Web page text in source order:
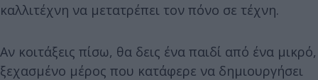
καλλιτέχνη να μετατρέπει τον πόνο σε τέχνη.
Αν κοιτάξεις πίσω, θα δεις ένα παιδί από ένα μικρό,
ξεχασμένο μέρος που κατάφερε να δημιουργήσει